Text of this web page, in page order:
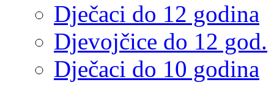
Dječaci do 12 godina
Djevojčice do 12 god.
Dječaci do 10 godina